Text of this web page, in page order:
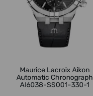
Maurice Lacroix Aikon
Automatic Chronograph
AI6038-SS001-330-1